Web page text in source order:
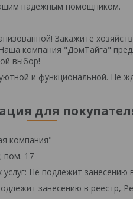
надежным помощником.
Закажите
компания "ДомТайга"
выбор!
и функциональной. Не
для
компания"
пом. 17
Не подлежит занесению
занесению в реестр,